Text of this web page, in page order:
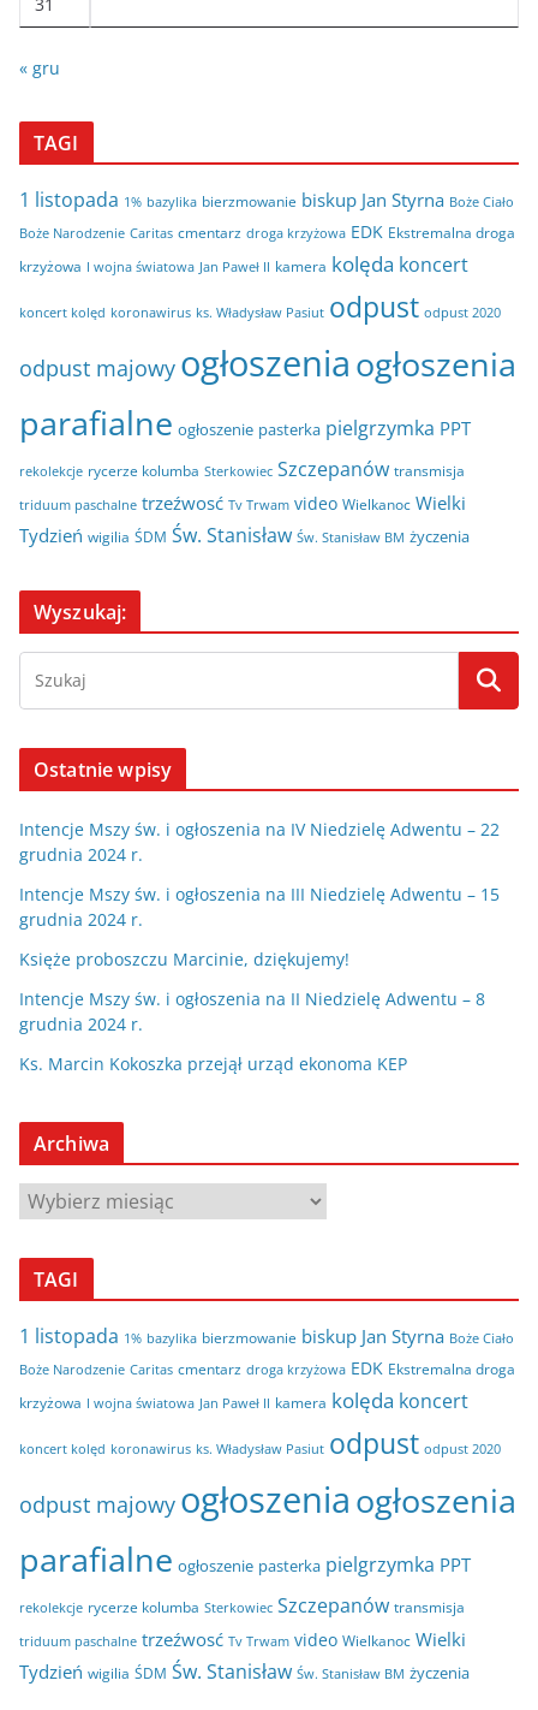
31
« gru
TAGI
1 listopada 1% bazylika bierzmowanie biskup Jan Styrna Boże Ciało
Boże Narodzenie Caritas cmentarz droga krzyżowa EDK Ekstremalna droga
krzyżowa I wojna światowa Jan Paweł II kamera kolęda koncert
koncert kolęd koronawirus ks. Władysław Pasiut odpust odpust 2020
odpust majowy ogłoszeniaogłoszenia
parafialne ogłoszenie pasterka pielgrzymka PPT
rekolekcje rycerze kolumba Sterkowiec Szczepanów transmisja
triduum paschalne trzeźwosć Tv Trwam video Wielkanoc Wielki
Tydzień wigilia ŚDM Św. Stanisław Św. Stanisław BM życzenia
Wyszukaj:
Ostatnie wpisy
Intencje Mszy św. i ogłoszenia na IV Niedzielę Adwentu – 22
grudnia 2024 r.
Intencje Mszy św. i ogłoszenia na III Niedzielę Adwentu – 15
grudnia 2024 r.
Księże proboszczu Marcinie, dziękujemy!
Intencje Mszy św. i ogłoszenia na II Niedzielę Adwentu – 8
grudnia 2024 r.
Ks. Marcin Kokoszka przejął urząd ekonoma KEP
Archiwa
A
c
w
a
TAGI
1 listopada 1% bazylika bierzmowanie biskup Jan Styrna Boże Ciało
Boże Narodzenie Caritas cmentarz droga krzyżowa EDK Ekstremalna droga
krzyżowa I wojna światowa Jan Paweł II kamera kolęda koncert
koncert kolęd koronawirus ks. Władysław Pasiut odpust odpust 2020
odpust majowy ogłoszeniaogłoszenia
parafialne ogłoszenie pasterka pielgrzymka PPT
rekolekcje rycerze kolumba Sterkowiec Szczepanów transmisja
triduum paschalne trzeźwosć Tv Trwam video Wielkanoc Wielki
Tydzień wigilia ŚDM Św. Stanisław Św. Stanisław BM życzenia